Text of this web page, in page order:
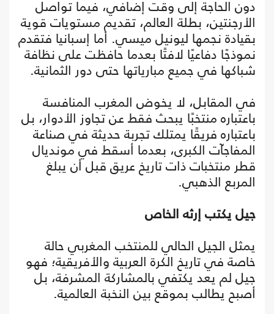
دون الحاجة إلى وقت إضافي، فيما تواصل
الأرجنتين، بطلة العالم، تقديم مستويات قوية
بقيادة نجمها ليونيل ميسي. أما إسبانيا فتقدم
نموذجًا دفاعيًا لافتًا بعدما حافظت على نظافة
شباكها في جميع مبارياتها حتى دور الثمانية.
في المقابل، لا يخوض المغرب المنافسة
باعتباره منتخبًا يبحث فقط عن تجاوز الأدوار، بل
باعتباره فريقًا يمتلك تجربة حديثة في صناعة
المفاجآت الكبرى، بعدما أسقط في مونديال
قطر منتخبات ذات تاريخ عريق قبل أن يبلغ
المربع الذهبي.
جيل يكتب إرثه الخاص
يمثل الجيل الحالي للمنتخب المغربي حالة
خاصة في تاريخ الكرة العربية والأفريقية؛ فهو
جيل لم يعد يكتفي بالمشاركة المشرفة، بل
أصبح يطالب بموقع بين النخبة العالمية.